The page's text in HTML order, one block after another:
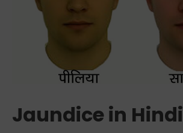
Jaundice in Hindi